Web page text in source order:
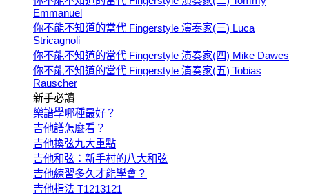
Emmanuel
你不能不知道的當代 Fingerstyle 演奏家(三) Luca
Stricagnoli
你不能不知道的當代 Fingerstyle 演奏家(四) Mike Dawes
你不能不知道的當代 Fingerstyle 演奏家(五) Tobias
Rauscher
新手必讀
樂譜學哪種最好？
吉他譜怎麼看？
吉他換弦九大重點
吉他和弦：新手村的八大和弦
吉他練習多久才能學會？
吉他指法 T1213121